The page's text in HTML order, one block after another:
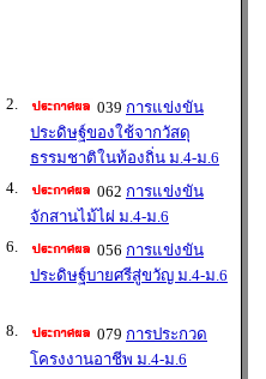
2. 039 การแข่งขัน
ประดิษฐ์ของใช้จากวัสดุ
ธรรมชาติในท้องถิ่น ม.4-ม.6
4. 062 การแข่งขัน
จักสานไม้ไผ่ ม.4-ม.6
6. 056 การแข่งขัน
ประดิษฐ์บายศรีสู่ขวัญ ม.4-ม.6
8. 079 การประกวด
โครงงานอาชีพ ม.4-ม.6